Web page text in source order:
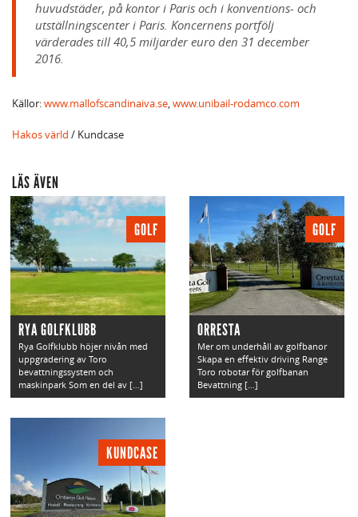
huvudstäder, på kontor i Paris och i konventions- och
utställningscenter i Paris. Koncernens portfölj
värderades till 40,5 miljarder euro den 31 december
2016.
Källor:www.mallofscandinaiva.se,www.unibail-rodamco.com
Hakos värld / Kundcase
LÄS ÄVEN
GOLF
RYA GOLFKLUBB
Rya Golfklubb höjer nivån med
uppgradering av Toro
bevattningssystem och
maskinpark Som en del av […]
GOLF
ORRESTA
Mer om underhåll av golfbanor
Skapa en effektiv driving Range
Toro robotar för golfbanan
Bevattning […]
KUNDCASE